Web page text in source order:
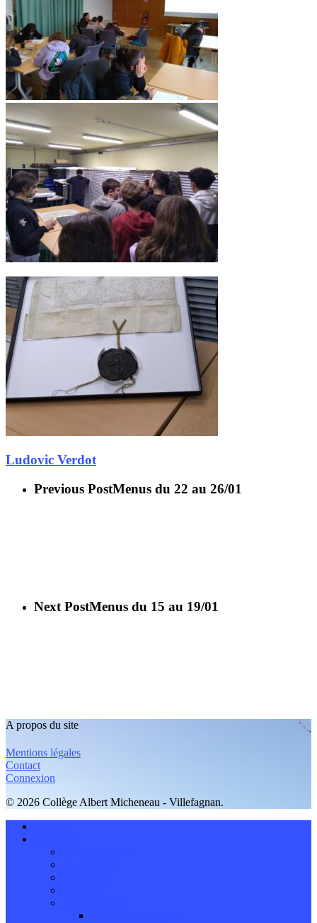
Ludovic Verdot
Previous PostMenus du 22 au 26/01
Next PostMenus du 15 au 19/01
A propos du site
Mentions légales
Contact
Connexion
© 2026 Collège Albert Micheneau - Villefagnan.